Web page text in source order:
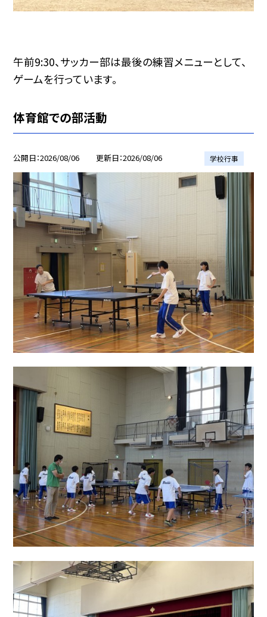
午前9:30、サッカー部は最後の練習メニューとして、
ゲームを行っています。
体育館での部活動
公開日 2026/08/06 更新日 2026/08/06 学校行事